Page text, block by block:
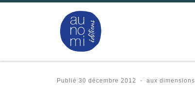
Passer au contenu
Publié 30 décembre 2012 - aux dimensions